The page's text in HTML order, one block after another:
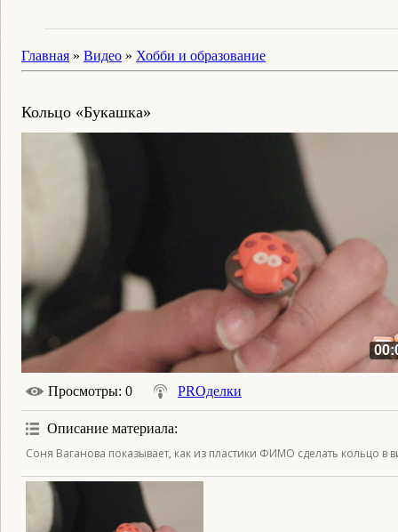
Главная » Видео » Хобби и образование
Кольцо «Букашка»
Просмотры: 0 PROделки
Описание материала:
Соня Ваганова показывает, как из пластики ФИМО сделать кольцо в